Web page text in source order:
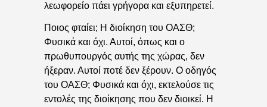
λεωφορείο πάει γρήγορα και εξυπηρετεί.
Ποιος φταίει; Η διοίκηση του ΟΑΣΘ;
Φυσικά και όχι. Αυτοί, όπως και ο
πρωθυπουργός αυτής της χώρας, δεν
ήξεραν. Αυτοί ποτέ δεν ξέρουν. Ο οδηγός
του ΟΑΣΘ; Φυσικά και όχι, εκτελούσε τις
εντολές της διοίκησης που δεν διοικεί. Η